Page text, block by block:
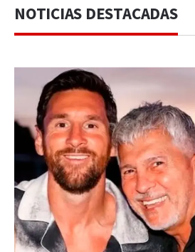
NOTICIAS DESTACADAS